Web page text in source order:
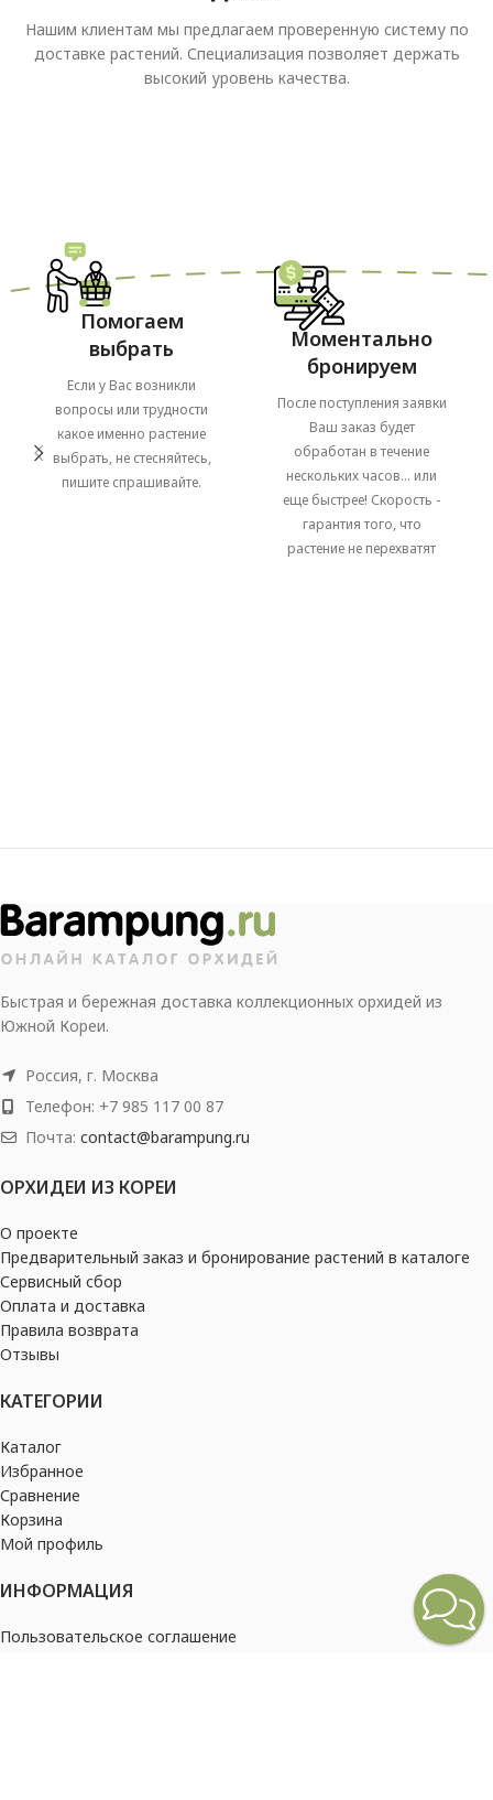
Нашим клиентам мы предлагаем проверенную систему по
доставке растений. Специализация позволяет держать
высокий уровень качества.
Помогаем
выбрать
Если у Вас возникли
вопросы или трудности
какое именно растение
выбрать, не стесняйтесь,
пишите спрашивайте.
Моментально
бронируем
После поступления заявки
Ваш заказ будет
обработан в течение
нескольких часов... или
еще быстрее! Скорость -
гарантия того, что
растение не перехватят
Быстрая и бережная доставка коллекционных орхидей из
Южной Кореи.
Россия, г. Москва
Телефон: +7 985 117 00 87
Почта: contact@barampung.ru
ОРХИДЕИ ИЗ КОРЕИ
О проекте
Предварительный заказ и бронирование растений в каталоге
Сервисный сбор
Оплата и доставка
Правила возврата
Отзывы
КАТЕГОРИИ
Каталог
Избранное
Сравнение
Корзина
Мой профиль
ИНФОРМАЦИЯ
Пользовательское соглашение